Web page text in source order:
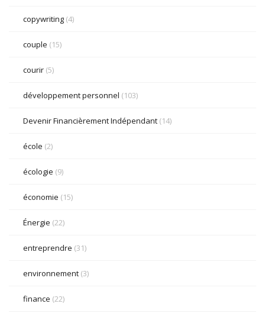
copywriting (4)
couple (15)
courir (5)
développement personnel (103)
Devenir Financièrement Indépendant (14)
école (2)
écologie (9)
économie (15)
Énergie (22)
entreprendre (31)
environnement (3)
finance (22)